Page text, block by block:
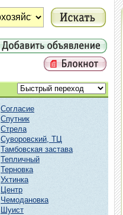
Согласие
Спутник
Стрела
Суворовский, ТЦ
Тамбовская застава
Тепличный
Терновка
Ухтинка
Центр
Чемодановка
Шуист